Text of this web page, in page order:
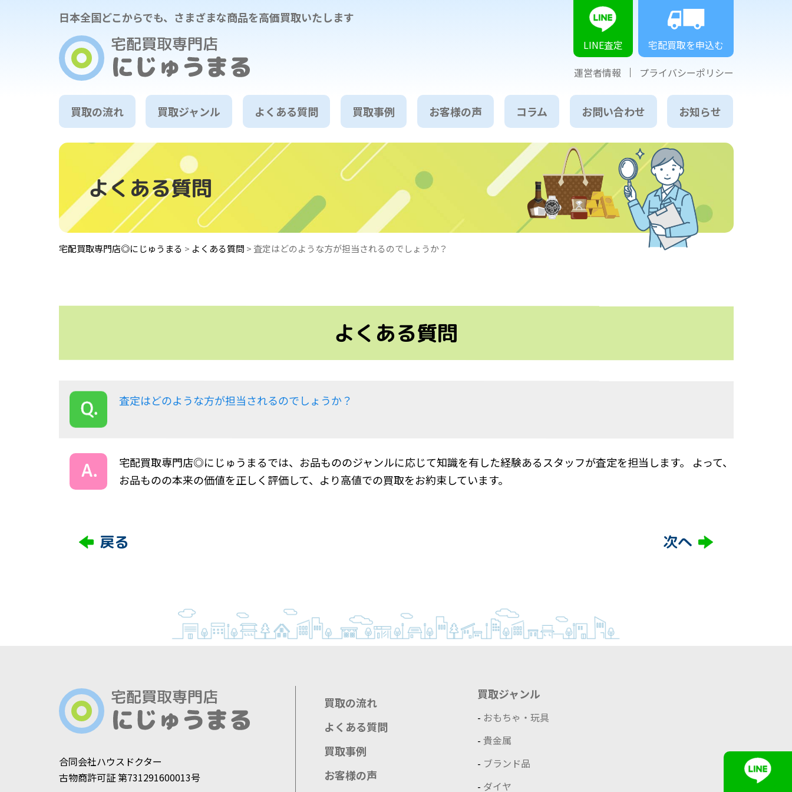
日本全国どこからでも、 さまざまな商品を高価買取いたします
LINE査定
宅配買取を申込む
運営者情報
プライバシーポリシー
買取の流れ 買取ジャンル よくある質問 買取事例 お客様の声 コラム お問い合わせ お知らせ
よくある質問
宅配買取専門店◎にじゅうまる > よくある質問 > 査定はどのような方が担当されるのでしょうか？
よくある質問
査定はどのような方が担当されるのでしょうか？
宅配買取専門店◎にじゅうまるでは、お品もののジャンルに応じて知識を有した経験あるスタッフが査定を担当します。 よって、
お品ものの本来の価値を正しく評価して、より高値での買取をお約束しています。
戻る 次へ
合同会社ハウスドクター
古物商許可証 第731291600013号
買取の流れ
よくある質問
買取事例
お客様の声
買取ジャンル
- おもちゃ・玩具
- 貴金属
- ブランド品
- ダイヤ